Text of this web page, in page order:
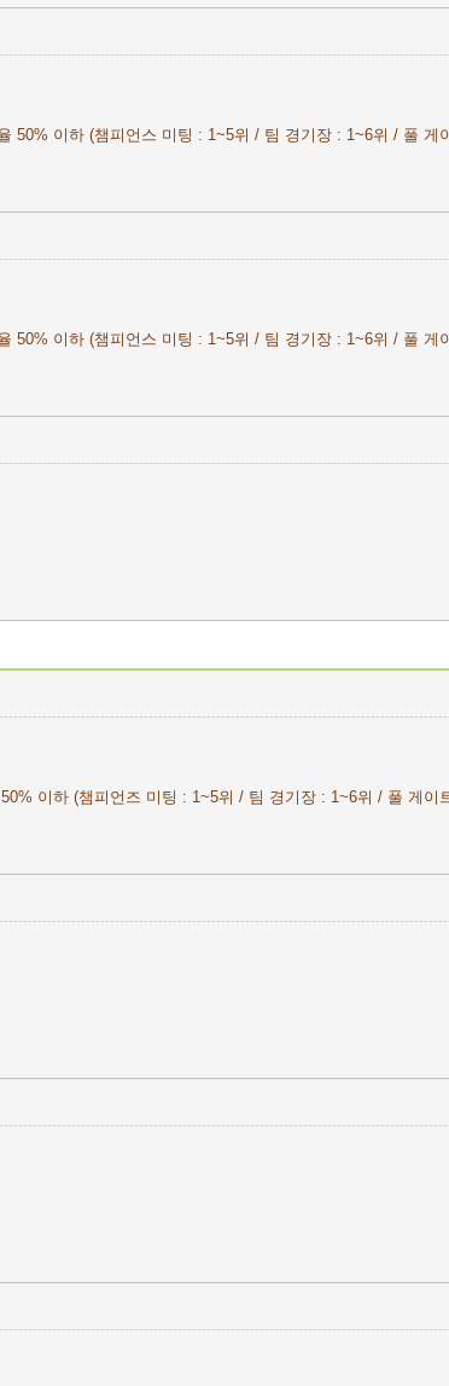
50% 이하 (챔피언스 미팅 : 1~5위 / 팀 경기장 : 1~6위 / 풀 게
50% 이하 (챔피언스 미팅 : 1~5위 / 팀 경기장 : 1~6위 / 풀 게
이하 (챔피언즈 미팅 : 1~5위 / 팀 경기장 : 1~6위 / 풀 게이